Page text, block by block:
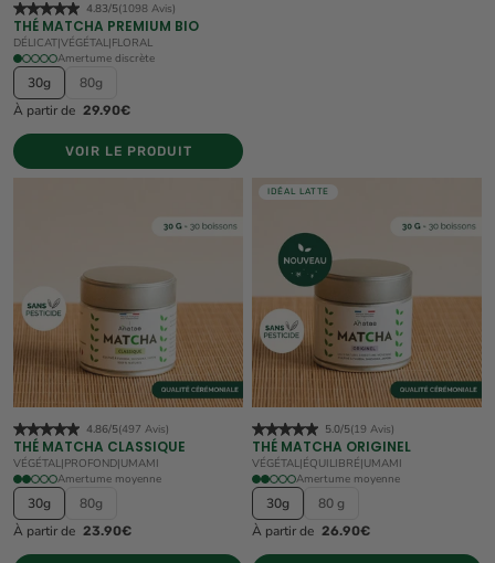
4.83/5(1098 Avis)
THÉ MATCHA PREMIUM BIO
DÉLICAT|VÉGÉTAL|FLORAL
Amertume discrète
30g
80g
À partir de 29.90€
VOIR LE PRODUIT
4.86/5(497 Avis)
THÉ MATCHA CLASSIQUE
VÉGÉTAL|PROFOND|UMAMI
Amertume moyenne
30g
80g
À partir de 23.90€
IDÉAL LATTE
5.0/5(19 Avis)
THÉ MATCHA ORIGINEL
VÉGÉTAL|ÉQUILIBRÉ|UMAMI
Amertume moyenne
30g
80 g
À partir de 26.90€